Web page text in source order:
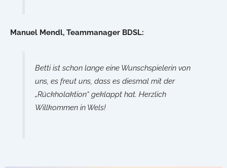
Manuel Mendl, Teammanager BDSL:
Betti ist schon lange eine Wunschspielerin von
uns, es freut uns, dass es diesmal mit der
„Rückholaktion“ geklappt hat. Herzlich
Willkommen in Wels!